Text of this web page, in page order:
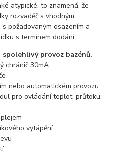
atypické, to znamená, že
rozvaděč s vhodným
požadovaným osazením a
s termínem dodání.
spolehlivý provoz bazénů.
chránič 30mA
nebo automatickém provozu
pro ovládání teplot, průtoku,
vytápění